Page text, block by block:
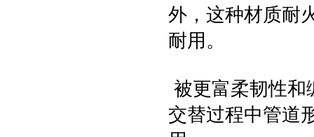
外，这种材质耐
耐用。
被更富柔韧性和
交替过程中管道